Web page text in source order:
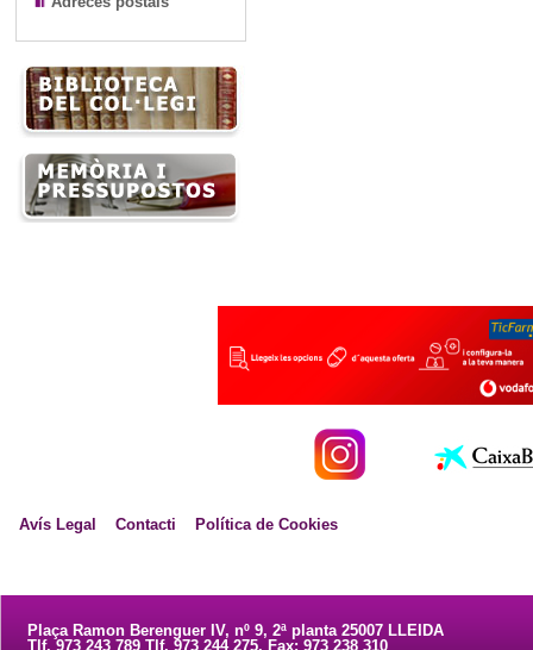
Avís Legal Contacti Política de Cookies
Plaça Ramon Berenguer IV, nº 9, 2ª planta 25007 LLEIDA
Tlf. 973 243 789 Tlf. 973 244 275. Fax: 973 238 310